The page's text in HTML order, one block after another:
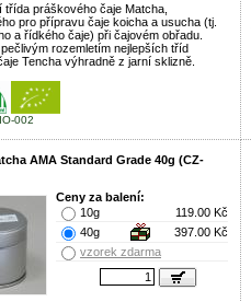
třída práškového čaje Matcha,
pro přípravu čaje koicha a usucha (tj.
a řídkého čaje) při čajovém obřadu.
rozemletím nejlepších tříd
Tencha výhradně z jarní sklizně.
002
AMA Standard Grade 40g (CZ-
Ceny za balení:
10g
119.00 Kč
40g
397.00 Kč
vzorek zdarma